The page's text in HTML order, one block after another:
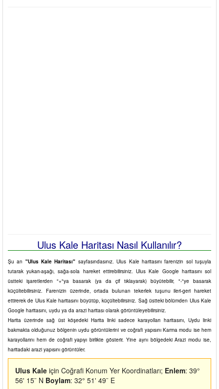
Ulus Kale Haritası Nasıl Kullanılır?
Şu an "Ulus Kale Haritası" sayfasındasınız. Ulus Kale haritasını farenizin sol tuşuyla
tutarak yukarı-aşağı, sağa-sola hareket ettirebilirsiniz. Ulus Kale Google haritasını sol
üstteki işaretlerden "+"ya basarak (ya da çif tıklayarak) büyütebilir, "-"ye basarak
küçültebilirsiniz. Farenizin üzerinde, ortada bulunan tekerlek tuşunu ileri-geri hareket
ettirerek de Ulus Kale haritasını büyütüp, küçültebilirsiniz. Sağ üstteki bölümden Ulus Kale
Google haritasını, uydu ya da arazi haritası olarak görüntüleyebilirsiniz.
Harita üzerinde sağ üst köşedeki Harita linki sadece karayolları haritasını, Uydu linki
bakmakta olduğunuz bölgenin uydu görüntülerini ve coğrafi yapısını Karma modu ise hem
karayollarını hem de coğrafi yapıyı birlikte gösterir. Yine aynı bölgedeki Arazi modu ise,
haritadaki arazi yapısını görüntüler.
Ulus Kale için Coğrafi Konum Yer Koordinatları; Enlem: 39°
56' 15¨ N Boylam: 32° 51' 49¨ E